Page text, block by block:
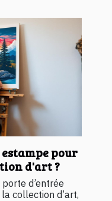
pour
d'art ?
d’entrée
collection d’art,